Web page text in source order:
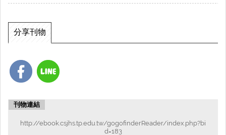
分享刊物
刊物連結
http://ebook.csjhs.tp.edu.tw/gogofinderReader/index.php?bi
d=183